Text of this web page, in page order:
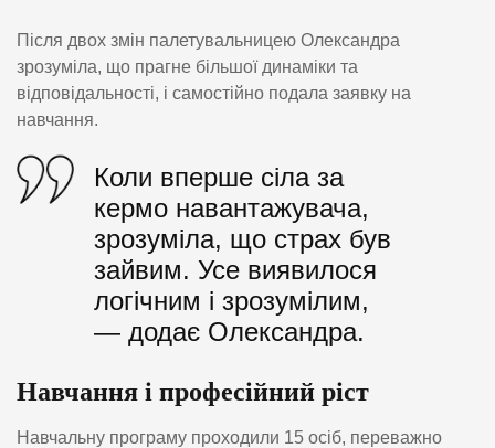
Після двох змін палетувальницею Олександра
зрозуміла, що прагне більшої динаміки та
відповідальності, і самостійно подала заявку на
навчання.
Коли вперше сіла за
кермо навантажувача,
зрозуміла, що страх був
зайвим. Усе виявилося
логічним і зрозумілим,
— додає Олександра.
Навчання і професійний ріст
Навчальну програму проходили 15 осіб, переважно